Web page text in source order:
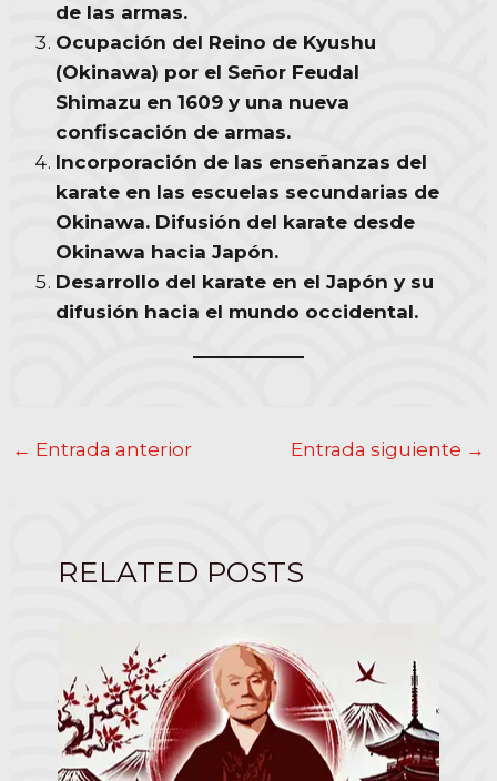
de las armas.
Ocupación del Reino de Kyushu
(Okinawa) por el Señor Feudal
Shimazu en 1609 y una nueva
confiscación de armas.
Incorporación de las enseñanzas del
karate en las escuelas secundarias de
Okinawa. Difusión del karate desde
Okinawa hacia Japón.
Desarrollo del karate en el Japón y su
difusión hacia el mundo occidental.
Post
← Entrada anterior Entrada siguiente →
RELATED POSTS